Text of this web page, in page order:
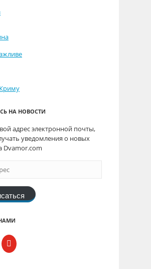
НА НОВОСТИ
адрес электронной почты,
уведомления о новых
Dvamor.com